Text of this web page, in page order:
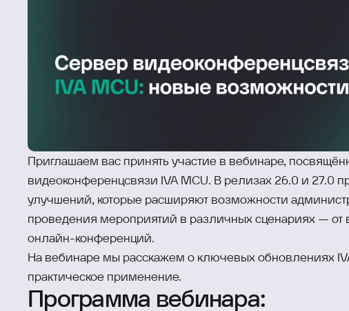
Приглашаем вас принять участие в вебинаре,
видеоконференцсвязи IVA MCU. В релизах 26.0 и 27.0
улучшений, которые расширяют возможности
проведения мероприятий в различных сценариях — от
онлайн-конференций.
На вебинаре мы расскажем о ключевых обновлениях
практическое применение.
Программа вебинара: